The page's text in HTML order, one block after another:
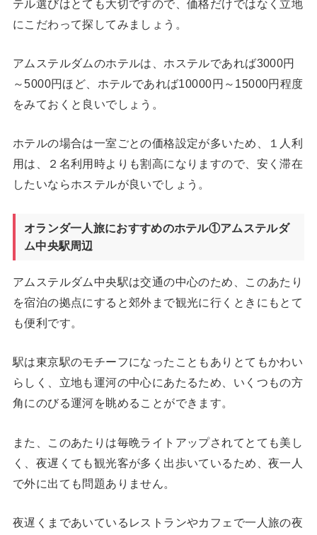
テル選びはとても大切ですので、価格だけではなく立地
にこだわって探してみましょう。
アムステルダムのホテルは、ホステルであれば3000円
～5000円ほど、ホテルであれば10000円～15000円程度
をみておくと良いでしょう。
ホテルの場合は一室ごとの価格設定が多いため、１人利
用は、２名利用時よりも割高になりますので、安く滞在
したいならホステルが良いでしょう。
オランダ一人旅におすすめのホテル①アムステルダ
ム中央駅周辺
アムステルダム中央駅は交通の中心のため、このあたり
を宿泊の拠点にすると郊外まで観光に行くときにもとて
も便利です。
駅は東京駅のモチーフになったこともありとてもかわい
らしく、立地も運河の中心にあたるため、いくつもの方
角にのびる運河を眺めることができます。
また、このあたりは毎晩ライトアップされてとても美し
く、夜遅くても観光客が多く出歩いているため、夜一人
で外に出ても問題ありません。
夜遅くまであいているレストランやカフェで一人旅の夜